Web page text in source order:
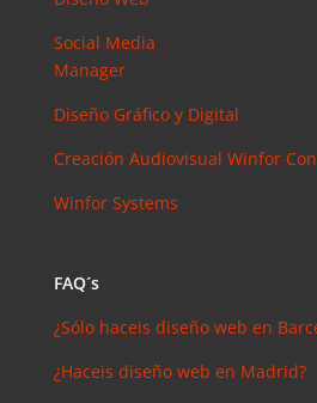
Social Media
Manager
Diseño Gráfico y Digital
Creación Audiovisual Winfor
Winfor Systems
FAQ´s
¿Sólo haceis diseño web en
¿Haceis diseño web en Madrid?